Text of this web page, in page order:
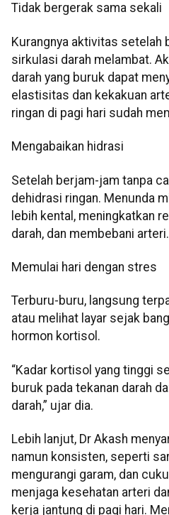
Tidak bergerak sama sekali
Kurangnya aktivitas setelah
sirkulasi darah melambat.
darah yang buruk dapat
elastisitas dan kekakuan
ringan di pagi hari sudah
Mengabaikan hidrasi
Setelah berjam-jam tanpa
dehidrasi ringan. Menunda
lebih kental, meningkatkan
darah, dan membebani arteri.
Memulai hari dengan stres
Terburu-buru, langsung
atau melihat layar sejak
hormon kortisol.
“Kadar kortisol yang tinggi
buruk pada tekanan darah
darah,” ujar dia.
Lebih lanjut, Dr Akash
namun konsisten, seperti
mengurangi garam, dan
menjaga kesehatan arteri
kerja jantung di pagi hari.